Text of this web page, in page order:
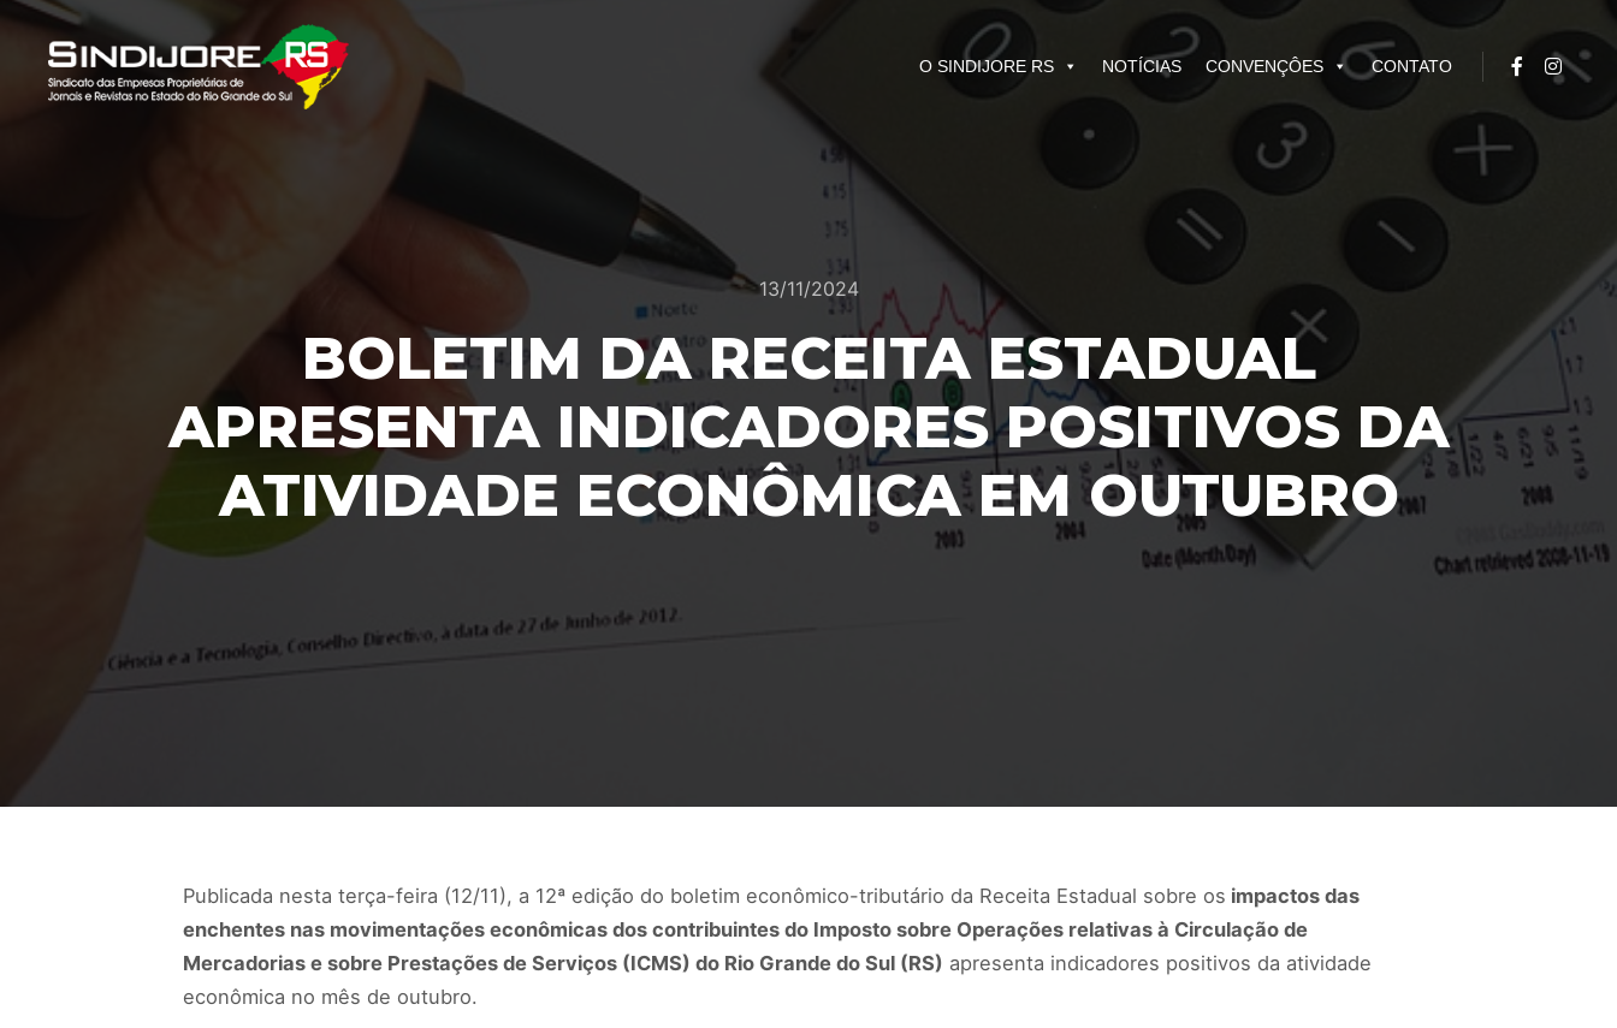
O SINDIJORE RS NOTÍCIAS CONVENÇÔES CONTATO
13/11/2024
BOLETIM DA RECEITA ESTADUAL
APRESENTA INDICADORES POSITIVOS DA
ATIVIDADE ECONÔMICA EM OUTUBRO
Publicada nesta terça-feira (12/11), a 12ª edição do boletim econômico-tributário da Receita Estadual sobre os impactos das
enchentes nas movimentações econômicas dos contribuintes do Imposto sobre Operações relativas à Circulação de
Mercadorias e sobre Prestações de Serviços (ICMS) do Rio Grande do Sul (RS) apresenta indicadores positivos da atividade
econômica no mês de outubro.